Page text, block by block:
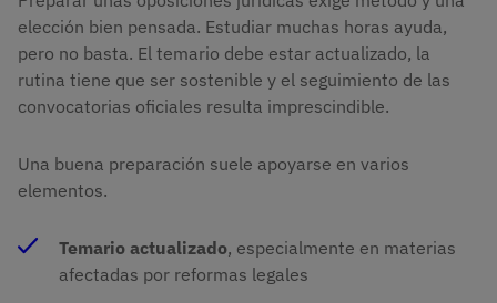
elección bien pensada. Estudiar muchas horas ayuda,
pero no basta. El temario debe estar actualizado, la
rutina tiene que ser sostenible y el seguimiento de las
convocatorias oficiales resulta imprescindible.
Una buena preparación suele apoyarse en varios
elementos.
Temario actualizado, especialmente en materias
afectadas por reformas legales